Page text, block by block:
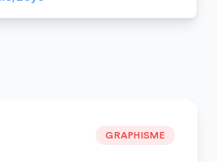
GRAPHISME